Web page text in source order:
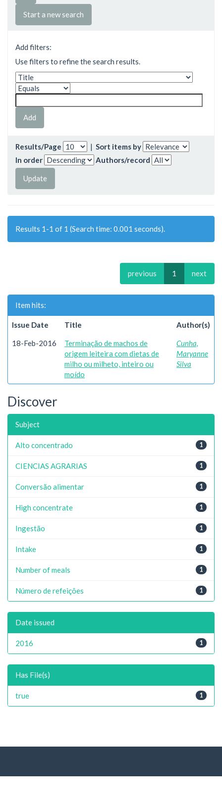
Start a new search
Add filters:
Use filters to refine the search results.
Results/Page | Sort items by
In order
Authors/record
Results 1-1 of 1 (Search time: 0.001 seconds).
previous 1 next
Item hits:
Issue Date Title Author(s)
18-Feb-2016
Terminação de machos de
origem leiteira com dietas de
milho ou milheto, inteiro ou
moído
Cunha,
Maryanne
Silva
Discover
Subject
1
Alto concentrado
1
CIENCIAS AGRARIAS
1
Conversão alimentar
1
High concentrate
1
Ingestão
1
Intake
1
Number of meals
1
Número de refeições
Date issued
1
2016
Has File(s)
1
true